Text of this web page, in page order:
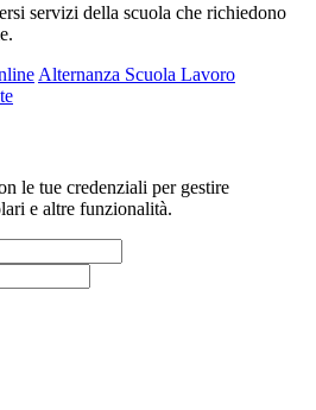
servizi della scuola che richiedono
Alternanza Scuola Lavoro
le tue credenziali per gestire
e altre funzionalità.